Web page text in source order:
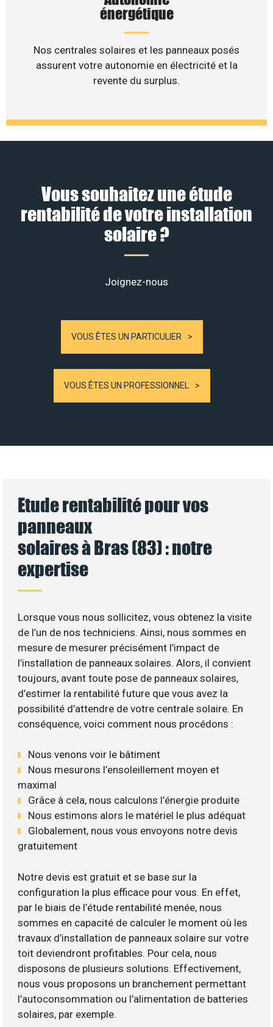
énergétique
Nos centrales solaires et les panneaux posés
assurent votre autonomie en électricité et la
revente du surplus.
Vous souhaitez une étude
rentabilité de votre installation
solaire ?
Joignez-nous
VOUS ÊTES UN PARTICULIER
VOUS ÊTES UN PROFESSIONNEL
Etude rentabilité pour vos
panneaux
solaires à Bras (83) : notre
expertise
Lorsque vous nous sollicitez, vous obtenez la visite
de l’un de nos techniciens. Ainsi, nous sommes en
mesure de mesurer précisément l’impact de
l’installation de panneaux solaires. Alors, il convient
toujours, avant toute pose de panneaux solaires,
d’estimer la rentabilité future que vous avez la
possibilité d’attendre de votre centrale solaire. En
conséquence, voici comment nous procédons :
Nous venons voir le bâtiment
Nous mesurons l’ensoleillement moyen et
maximal
Grâce à cela, nous calculons l’énergie produite
Nous estimons alors le matériel le plus adéquat
Globalement, nous vous envoyons notre devis
gratuitement
Notre devis est gratuit et se base sur la
configuration la plus efficace pour vous. En effet,
par le biais de l’étude rentabilité menée, nous
sommes en capacité de calculer le moment où les
travaux d’installation de panneaux solaire sur votre
toit deviendront profitables. Pour cela, nous
disposons de plusieurs solutions. Effectivement,
nous vous proposons un branchement permettant
l’autoconsommation ou l’alimentation de batteries
solaires, par exemple.